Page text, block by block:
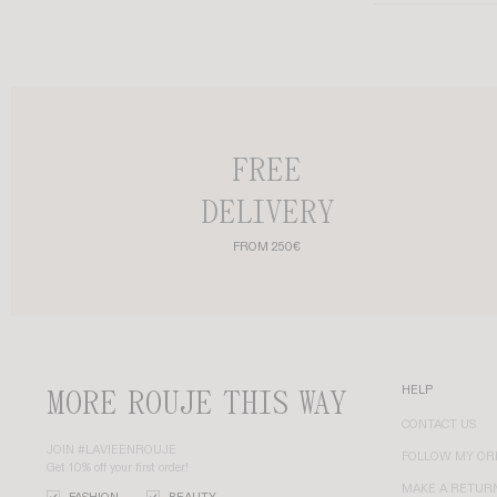
FREE
DELIVERY
FROM 250€
MORE ROUJE THIS WAY
JOIN #LAVIEENROUJE
Get 10% off your first order!
HELP
CONTACT US
FOLLOW MY
MAKE A